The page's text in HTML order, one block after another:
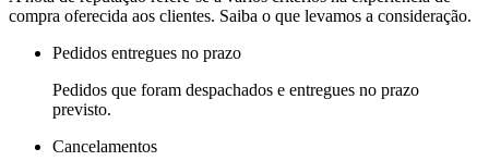
compra oferecida aos clientes. Saiba o que levamos a consideração.
Pedidos entregues no prazo
Pedidos que foram despachados e entregues no prazo
previsto.
Cancelamentos